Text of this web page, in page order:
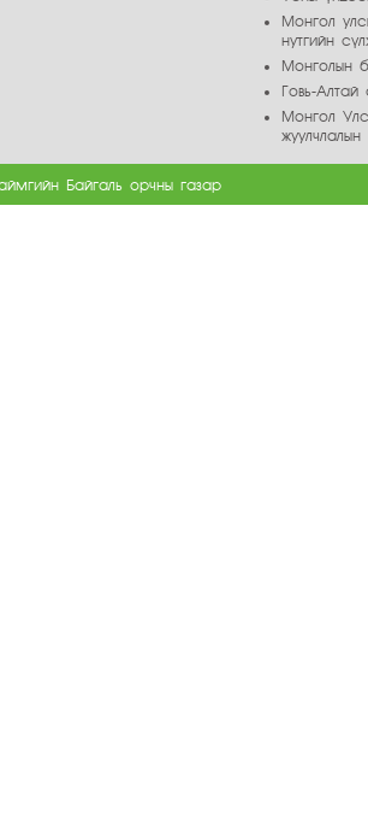
Монгол
нутгийн
Монголын
Говь-
Монгол
Байгаль орчны газар